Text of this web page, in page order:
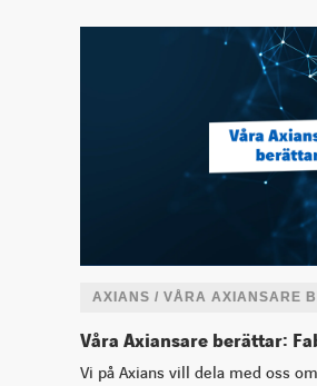
AXIANS / VÅRA AXIANSARE
Våra Axiansare berättar:
Vi på Axians vill dela med oss